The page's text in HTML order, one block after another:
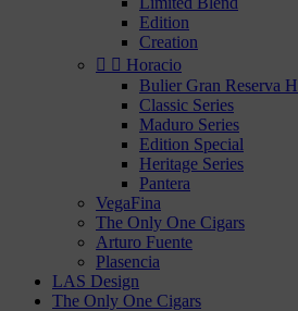
Edition
Creation
  Horacio
Bulier Gran Reserva H
Classic Series
Maduro Series
Edition Special
Heritage Series
Pantera
VegaFina
The Only One Cigars
Arturo Fuente
Plasencia
LAS Design
The Only One Cigars